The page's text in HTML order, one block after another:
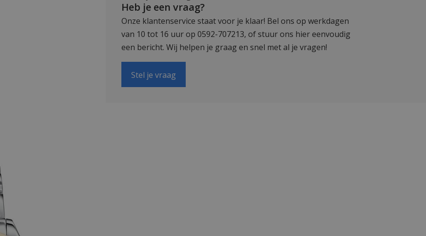
Heb je een vraag?
Onze klantenservice staat voor je klaar! Bel ons op werkdagen
van 10 tot 16 uur op 0592-707213, of stuur ons hier eenvoudig
een bericht. Wij helpen je graag en snel met al je vragen!
Stel je vraag